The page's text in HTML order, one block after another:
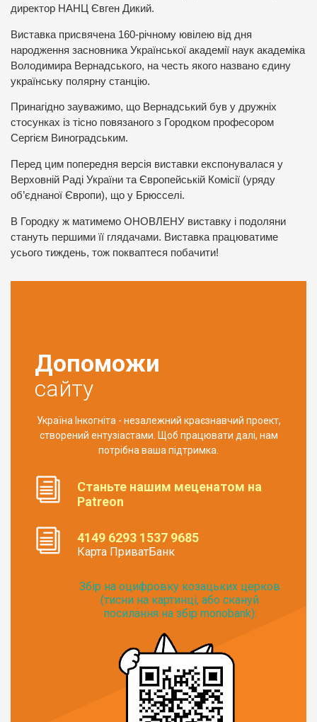
директор НАНЦ Євген Дикий.
Виставка присвячена 160-річному ювілею від дня
народження засновника Української академії наук академіка
Володимира Вернадського, на честь якого названо єдину
українську полярну станцію.
Принагідно зауважимо, що Вернадський був у дружніх
стосунках із тісно повязаного з Городком професором
Сергієм Виноградським.
Перед цим попередня версія виставки експонувалася у
Верховній Раді України та Європейській Комісії (уряду
об’єднаної Європи), що у Брюсселі.
В Городку ж матимемо ОНОВЛЕНУ виставку і подоляни
стануть першими її глядачами. Виставка працюватиме
усього тиждень, тож покваптеся побачити!
Допоможи
сайту
Україна Інкогніта - незалежний краєзнавчий проект,
створений ентузіастами. Щоб працювати далі, нам
потрібна ваша підтримка.
Станьте нашим меценатом на
Patreon
4149 6293 1537 9685
Карта ПриватБанк
Збір на оцифровку козацьких церков
(тисни на картинці, або скануй
посилання на збір monobank):